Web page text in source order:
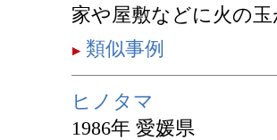
家や屋敷などに火の
類似事例
ヒノタマ
1986年 愛媛県